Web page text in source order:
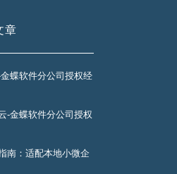
章
蝶软件分公司授权经
-金蝶软件分公司授权
南：适配本地小微企